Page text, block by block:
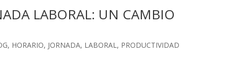
LABORAL: UN CAMBIO
, HORARIO, JORNADA, LABORAL, PRODUCTIVIDAD